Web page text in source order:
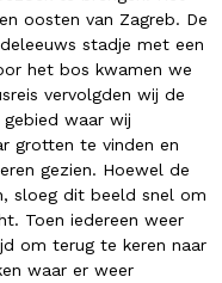
oosten van Zagreb. De
stadje met een
het bos kwamen we
vervolgden wij de
waar wij
grotten te vinden en
gezien. Hoewel de
sloeg dit beeld snel om
Toen iedereen weer
om terug te keren naar
waar er weer